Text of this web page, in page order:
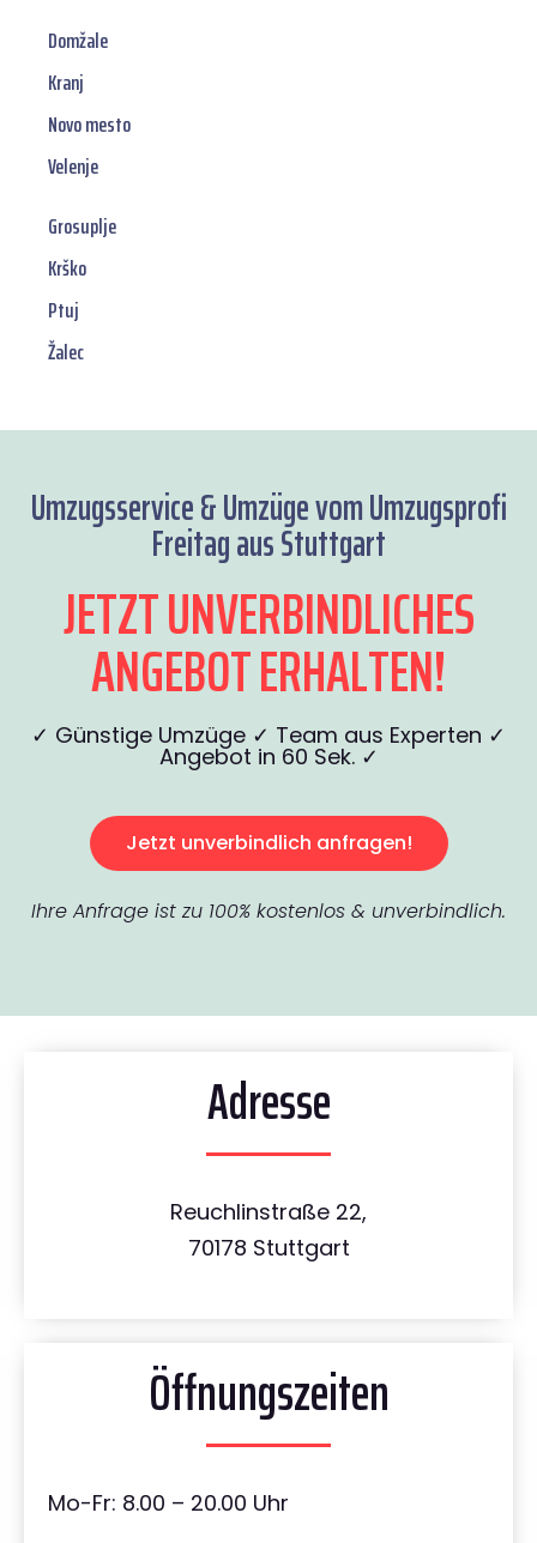
Domžale
Kranj
Novo mesto
Velenje
Grosuplje
Krško
Ptuj
Žalec
Umzugsservice & Umzüge vom Umzugsprofi
Freitag aus Stuttgart
JETZT UNVERBINDLICHES
ANGEBOT ERHALTEN!
✓ Günstige Umzüge ✓ Team aus Experten ✓
Angebot in 60 Sek. ✓
Jetzt unverbindlich anfragen!
Ihre Anfrage ist zu 100% kostenlos & unverbindlich.
Adresse
Reuchlinstraße 22,
70178 Stuttgart
Öffnungszeiten
Mo-Fr: 8.00 – 20.00 Uhr